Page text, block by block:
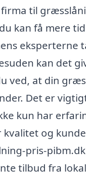
til
kan få mere
eksperterne
kan det
ved, at din
Det er
kun har
og
pris-
tilbud fra